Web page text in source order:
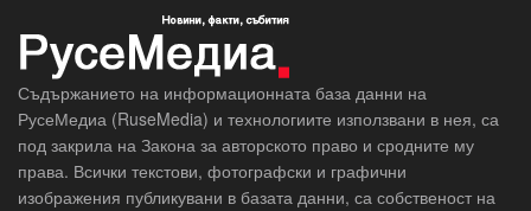
Съдържанието на информационната база данни на
РусеМедиа (RuseMedia) и технологиите използвани в нея, са
под закрила на Закона за авторското право и сродните му
права. Всички текстови, фотографски и графични
изображения публикувани в базата данни, са собственост на